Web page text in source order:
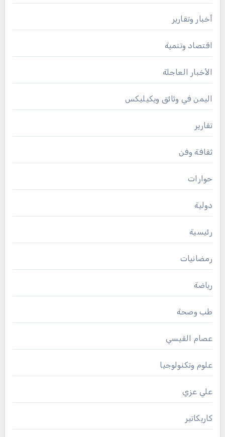
أخبار وتقارير
اقتصاد وتنمية
الأخبار العاجلة
اليمن في وثائق ويكيليكس
تقارير
ثقافة وفن
حوارات
دولية
رئيسية
رمضانيات
رياضة
طب وصحة
عصام القيسي
علوم وتكنولوجيا
علي عزي
كاريكاتير